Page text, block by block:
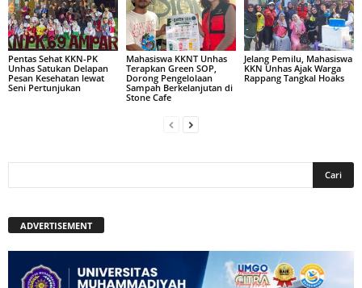
Pentas Sehat KKN-PK
Unhas Satukan Delapan
Pesan Kesehatan lewat
Seni Pertunjukan
Mahasiswa KKNT Unhas
Terapkan Green SOP,
Dorong Pengelolaan
Sampah Berkelanjutan di
Stone Cafe
Jelang Pemilu, Mahasiswa
KKN Unhas Ajak Warga
Rappang Tangkal Hoaks
ADVERTISEMENT